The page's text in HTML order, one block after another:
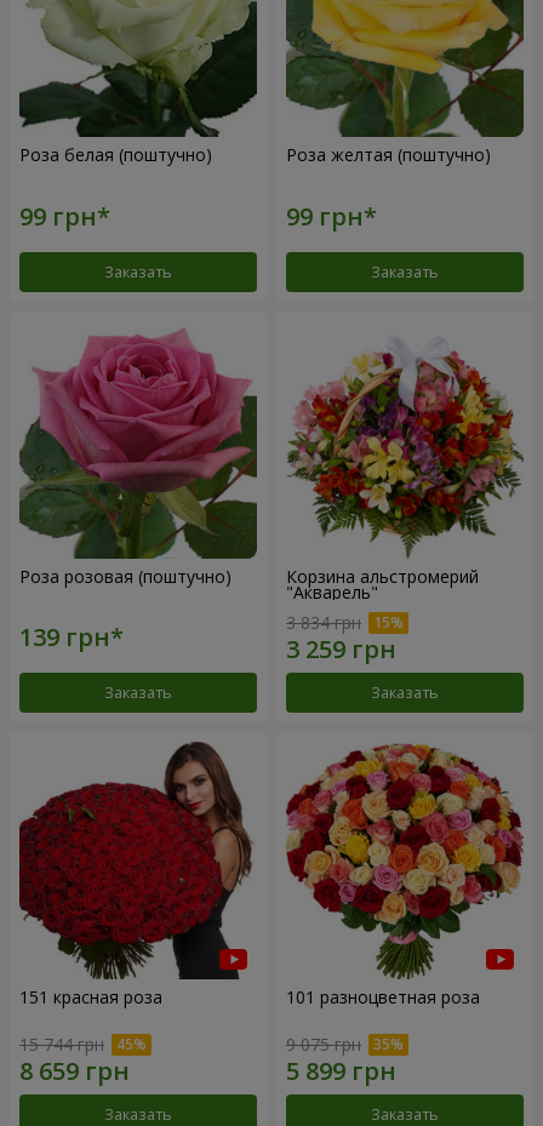
Роза белая (поштучно)
Заказать
Роза желтая (поштучно)
Заказать
Роза розовая (поштучно)
Заказать
Корзина альстромерий
"Акварель"
3 834 грн
Заказать
151 красная роза
15 744 грн
Заказать
101 разноцветная роза
9 075 грн
Заказать